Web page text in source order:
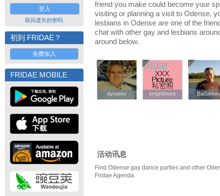
取回遗失的密码
初到 FRIDAE？
免费加入
FRIDAE MOBILE
friend you make could become your
visiting or planning a visit to Odense,
lesbians in Odense are one of the
chat with other gay and lesbians
around below.
dynamo
dynamo knightmore
knightmore BaiSimon
BaiSimon
活动讯息
Find Odense gay dance parties and other
Fridae Agenda.